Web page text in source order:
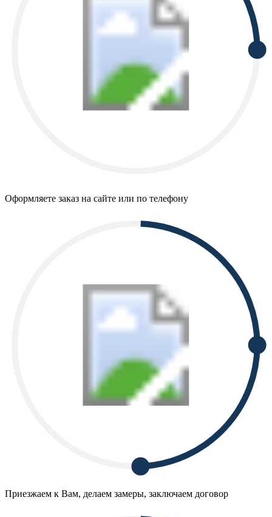
Оформляете заказ на сайте или по телефону
Приезжаем к Вам, делаем замеры, заключаем договор